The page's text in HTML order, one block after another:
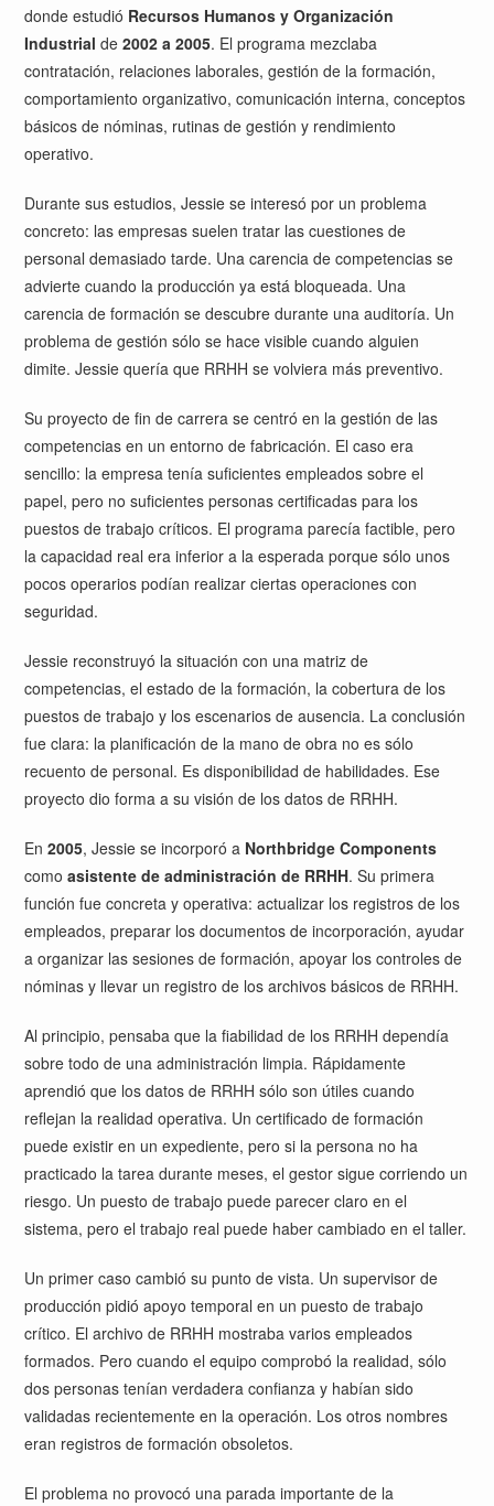
donde estudió Recursos Humanos y Organización
Industrial de2002 a 2005. El programa mezclaba
contratación, relaciones laborales, gestión de la formación,
comportamiento organizativo, comunicación interna, conceptos
básicos de nóminas, rutinas de gestión y rendimiento
operativo.
Durante sus estudios, Jessie se interesó por un problema
concreto: las empresas suelen tratar las cuestiones de
personal demasiado tarde. Una carencia de competencias se
advierte cuando la producción ya está bloqueada. Una
carencia de formación se descubre durante una auditoría. Un
problema de gestión sólo se hace visible cuando alguien
dimite. Jessie quería que RRHH se volviera más preventivo.
Su proyecto de fin de carrera se centró en la gestión de las
competencias en un entorno de fabricación. El caso era
sencillo: la empresa tenía suficientes empleados sobre el
papel, pero no suficientes personas certificadas para los
puestos de trabajo críticos. El programa parecía factible, pero
la capacidad real era inferior a la esperada porque sólo unos
pocos operarios podían realizar ciertas operaciones con
seguridad.
Jessie reconstruyó la situación con una matriz de
competencias, el estado de la formación, la cobertura de los
puestos de trabajo y los escenarios de ausencia. La conclusión
fue clara: la planificación de la mano de obra no es sólo
recuento de personal. Es disponibilidad de habilidades. Ese
proyecto dio forma a su visión de los datos de RRHH.
En2005, Jessie se incorporó a Northbridge Components
comoasistente de administración de RRHH. Su primera
función fue concreta y operativa: actualizar los registros de los
empleados, preparar los documentos de incorporación, ayudar
a organizar las sesiones de formación, apoyar los controles de
nóminas y llevar un registro de los archivos básicos de RRHH.
Al principio, pensaba que la fiabilidad de los RRHH dependía
sobre todo de una administración limpia. Rápidamente
aprendió que los datos de RRHH sólo son útiles cuando
reflejan la realidad operativa. Un certificado de formación
puede existir en un expediente, pero si la persona no ha
practicado la tarea durante meses, el gestor sigue corriendo un
riesgo. Un puesto de trabajo puede parecer claro en el
sistema, pero el trabajo real puede haber cambiado en el taller.
Un primer caso cambió su punto de vista. Un supervisor de
producción pidió apoyo temporal en un puesto de trabajo
crítico. El archivo de RRHH mostraba varios empleados
formados. Pero cuando el equipo comprobó la realidad, sólo
dos personas tenían verdadera confianza y habían sido
validadas recientemente en la operación. Los otros nombres
eran registros de formación obsoletos.
El problema no provocó una parada importante de la